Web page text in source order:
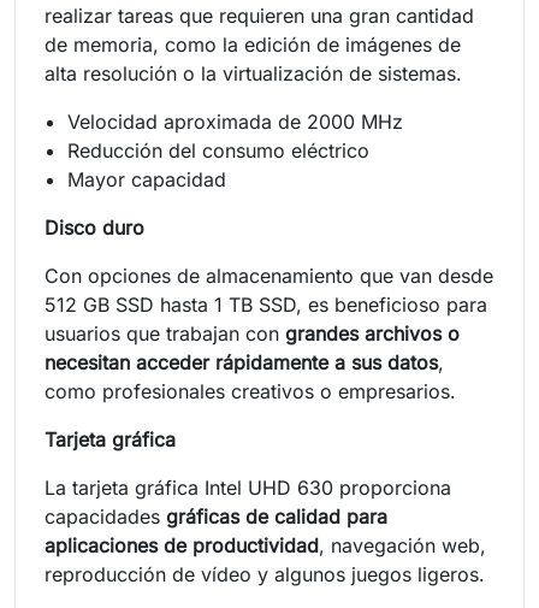
realizar tareas que requieren una gran cantidad
de memoria, como la edición de imágenes de
alta resolución o la virtualización de sistemas.
Velocidad aproximada de 2000 MHz
Reducción del consumo eléctrico
Mayor capacidad
Disco duro
Con opciones de almacenamiento que van desde
512 GB SSD hasta 1 TB SSD, es beneficioso para
usuarios que trabajan con grandes archivos o
necesitan acceder rápidamente a sus datos,
como profesionales creativos o empresarios.
Tarjeta gráfica
La tarjeta gráfica Intel UHD 630 proporciona
capacidades gráficas de calidad para
aplicaciones de productividad, navegación web,
reproducción de vídeo y algunos juegos ligeros.